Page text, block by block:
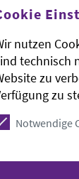
10-
der
10:30-
nutzen
technisch
zu
zu
Notwendige